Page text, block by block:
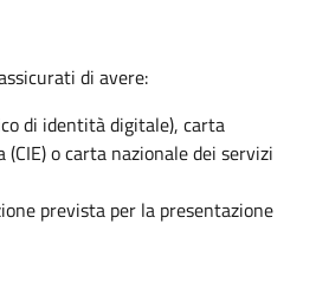
di avere:
di identità digitale), carta
o carta nazionale dei servizi
prevista per la presentazione